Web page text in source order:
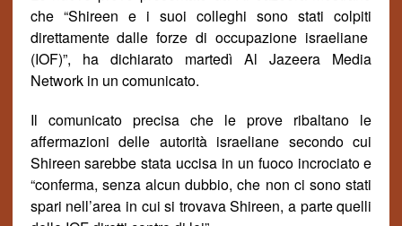
che “Shireen e i suoi colleghi sono staticolpiti
direttamente dalle forze di occupazione israeliane
(IOF)”, ha dichiarato martedìAl Jazeera Media
Network in un comunicato.
Il comunicato precisa che le prove ribaltano le
affermazioni delle autorità israeliane secondo cui
Shireen sarebbe stata uccisa in un fuoco incrociato e
“conferma, senza alcun dubbio, che non ci sono stati
spari nell’area in cui si trovava Shireen, a parte quelli